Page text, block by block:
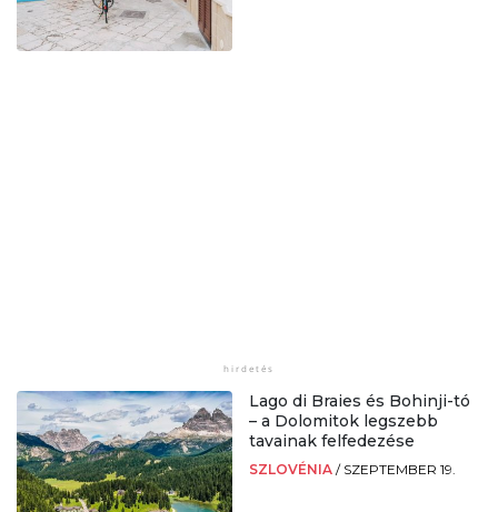
Lago di Braies és Bohinji-tó
– a Dolomitok legszebb
tavainak felfedezése
SZLOVÉNIA / SZEPTEMBER 19.